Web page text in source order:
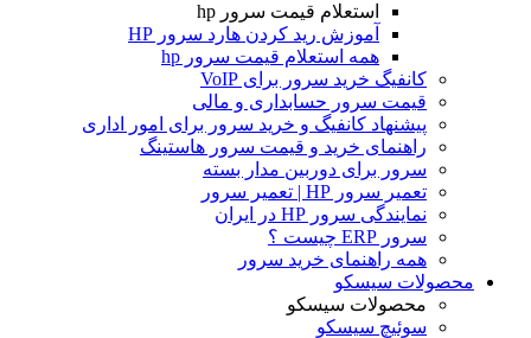
استعلام قیمت سرور hp
آموزش ريد كردن هارد سرور HP
همه استعلام قیمت سرور hp
کانفیگ خرید سرور برای VoIP
قیمت سرور حسابداری و مالی
پیشنهاد کانفیگ و خرید سرور برای امور اداری
راهنمای خرید و قیمت سرور هاستینگ
سرور برای دوربین مدار بسته
تعمیر سرور HP | تعمیر سرور
نمایندگی سرور HP در ایران
سرور ERP چیست ؟
همه راهنمای خرید سرور
محصولات سیسکو
محصولات سیسکو
سوئیچ سیسکو